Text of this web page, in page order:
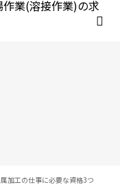
加工の仕事に必要な資格3つ